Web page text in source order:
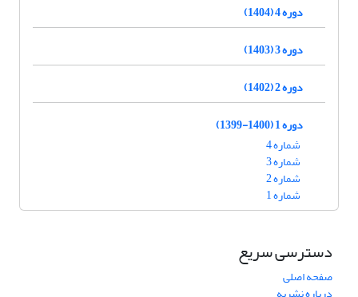
دوره 4 (1404)
دوره 3 (1403)
دوره 2 (1402)
دوره 1 (1400-1399)
شماره 4
شماره 3
شماره 2
شماره 1
دسترسی سریع
صفحه اصلی